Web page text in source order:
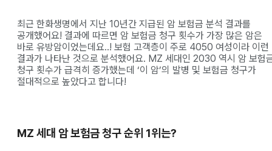
최근 한화생명에서 지난 10년간 지급된 암 보험금 분석 결과를
공개했어요! 결과에 따르면 암 보험금 청구 횟수가 가장 많은 암은
바로 유방암이었는데요..! 보험 고객층이 주로 4050 여성이라 이런
결과가 나타난 것으로 분석했어요. MZ 세대인 2030 역시 암 보험
청구 횟수가 급격히 증가했는데 ‘이 암’의 발병 및 보험금 청구가
절대적으로 높았다고 합니다!
MZ 세대 암 보험금 청구 순위 1위는?